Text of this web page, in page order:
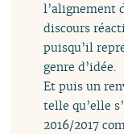
l’alignement
discours
puisqu’il
genre d’idée.
Et puis un
telle qu’elle
2016/2017